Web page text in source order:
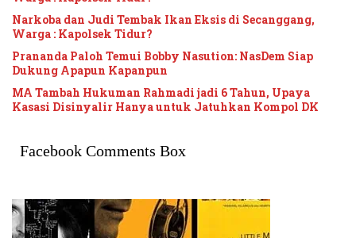
Narkoba dan Judi Tembak Ikan Eksis di Secanggang,
Warga : Kapolsek Tidur?
Prananda Paloh Temui Bobby Nasution: NasDem Siap
Dukung Apapun Kapanpun
MA Tambah Hukuman Rahmadi jadi 6 Tahun, Upaya
Kasasi Disinyalir Hanya untuk Jatuhkan Kompol DK
Facebook Comments Box